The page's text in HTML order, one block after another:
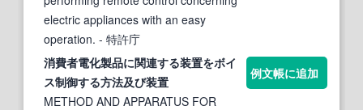
electric appliances with an easy
operation. - 特許庁
消費者電化製品に関連する装置をボイ
ス制御する方法及び装置
METHOD AND APPARATUS FOR
例文帳に追加